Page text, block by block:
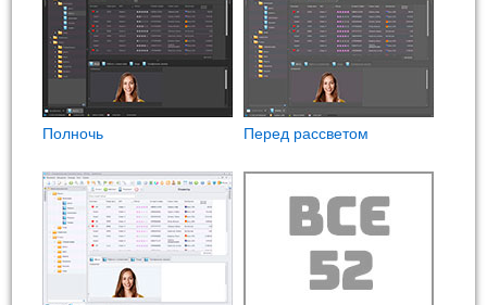
Полночь Перед рассветом